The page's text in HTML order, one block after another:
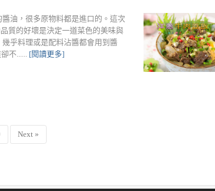
油，很多原物料都是進口的。這次
質的好壞是決定一道菜色的美味與
乎料理或是配料沾醬都會用到醬
不...... [閱讀更多]
Next »